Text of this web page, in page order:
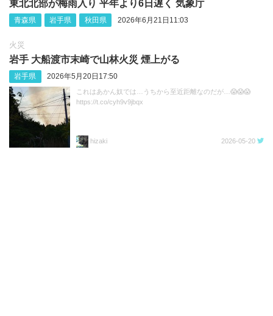
東北北部が梅雨入り 平年より6日遅く 気象庁
青森県 岩手県 秋田県 2026年6月21日11:03
火災
岩手 大船渡市末崎で山林火災 煙上がる
岩手県 2026年5月20日17:50
これはあかん奴では…うちから至近距離なのだが…😱😱😱
https://t.co/cyh9v9jbqx
hizaki 2026-05-20